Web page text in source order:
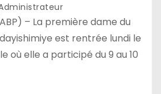
– La première dame du
est rentrée lundi le
où elle a participé du 9 au 10